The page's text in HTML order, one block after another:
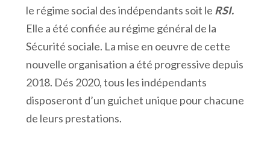
le régime social des indépendants soit le RSI.
Elle a été confiée au régime général de la
Sécurité sociale. La mise en oeuvre de cette
nouvelle organisation a été progressive depuis
2018. Dés 2020, tous les indépendants
disposeront d’un guichet unique pour chacune
de leurs prestations.